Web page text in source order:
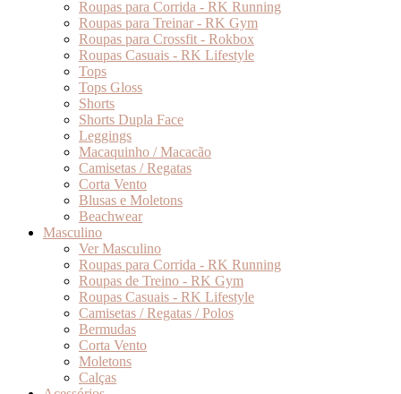
Roupas para Corrida - RK Running
Roupas para Treinar - RK Gym
Roupas para Crossfit - Rokbox
Roupas Casuais - RK Lifestyle
Tops
Tops Gloss
Shorts
Shorts Dupla Face
Leggings
Macaquinho / Macacão
Camisetas / Regatas
Corta Vento
Blusas e Moletons
Beachwear
Masculino
Ver Masculino
Roupas para Corrida - RK Running
Roupas de Treino - RK Gym
Roupas Casuais - RK Lifestyle
Camisetas / Regatas / Polos
Bermudas
Corta Vento
Moletons
Calças